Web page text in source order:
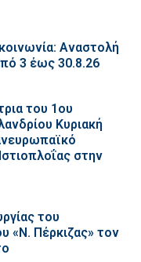
Αναστολή
3 έως 30.8.26
του 1ου
Κυριακή
στην
του
«Ν. Πέρκιζας» τον